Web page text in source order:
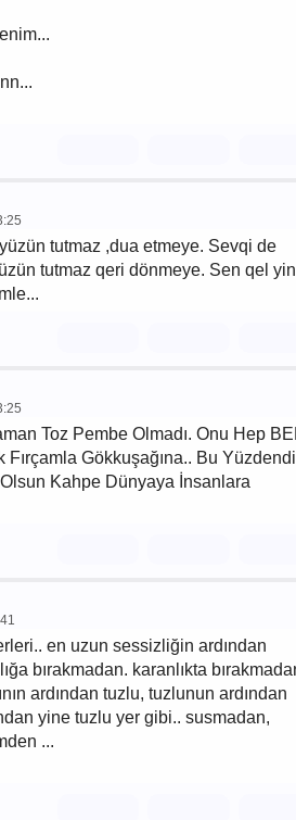
tutmaz ,dua etmeye. Sevqi de
tutmaz qeri dönmeye. Sen qel
Toz Pembe Olmadı. Onu Hep
Fırçamla Gökkuşağına.. Bu
Kahpe Dünyaya İnsanlara
en uzun sessizliğin ardından
bırakmadan. karanlıkta
ardından tuzlu, tuzlunun ardından
yine tuzlu yer gibi.. susmadan,
...